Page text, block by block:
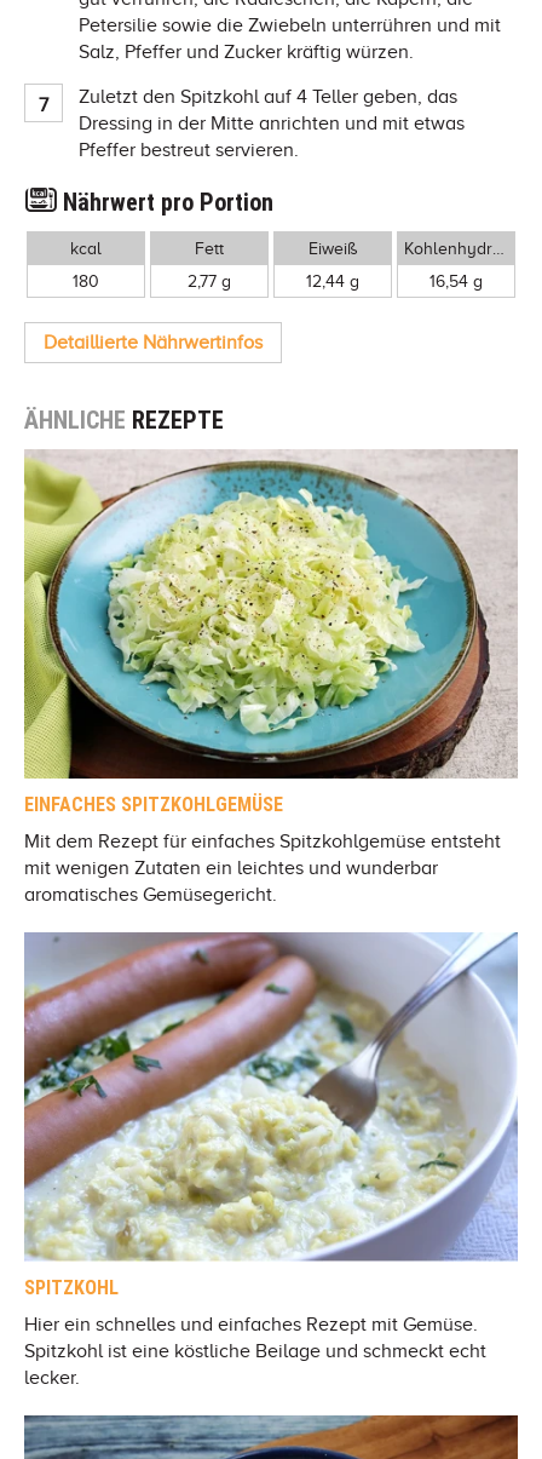
Petersilie sowie die Zwiebeln unterrühren und mit
Salz, Pfeffer und Zucker kräftig würzen.
Zuletzt den Spitzkohl auf 4 Teller geben, das
Dressing in der Mitte anrichten und mit etwas
Pfeffer bestreut servieren.
Nährwert pro Portion
kcal
180
Fett
2,77 g
Eiweiß
12,44 g
16,54 g
Detaillierte Nährwertinfos
ÄHNLICHE REZEPTE
EINFACHES SPITZKOHLGEMÜSE
Mit dem Rezept für einfaches Spitzkohlgemüse entsteht
mit wenigen Zutaten ein leichtes und wunderbar
aromatisches Gemüsegericht.
SPITZKOHL
Hier ein schnelles und einfaches Rezept mit Gemüse.
Spitzkohl ist eine köstliche Beilage und schmeckt echt
lecker.